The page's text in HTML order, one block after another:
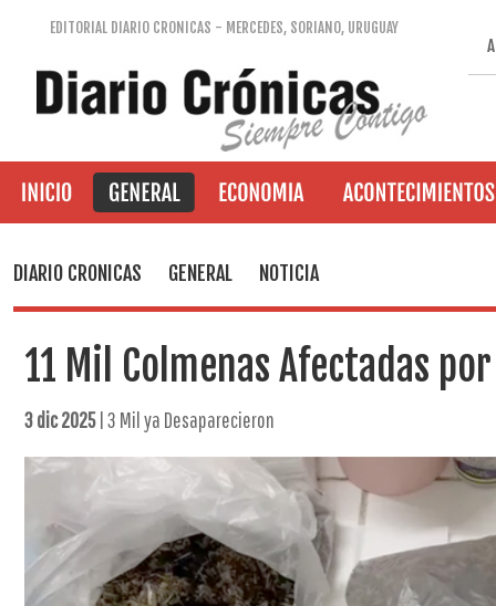
EDITORIAL DIARIO CRONICAS - MERCEDES, SORIANO, URUGUAY
DIARIO CRONICAS GENERAL NOTICIA
11 Mil Colmenas Afectadas
3 dic 2025| 3 Mil ya Desaparecieron